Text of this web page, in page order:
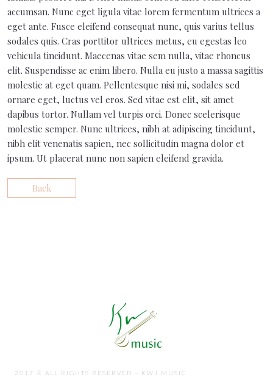
accumsan. Nunc eget ligula vitae lorem fermentum ultrices a
eget ante. Fusce eleifend consequat nunc, quis varius tellus
sodales quis. Cras porttitor ultrices metus, eu egestas leo
vehicula tincidunt. Maecenas vitae sem nulla, vitae rhoncus
elit. Suspendisse ac enim libero. Nulla eu justo a massa sagittis
molestie at eget quam. Pellentesque nisi mi, sodales sed
ornare eget, luctus vel eros. Sed vitae est elit, sit amet
dapibus tortor. Nullam vel turpis orci. Donec scelerisque
molestie semper. Nunc ultrices, nibh at adipiscing tincidunt,
nibh elit venenatis sapien, nec sollicitudin magna dolor et
ipsum. Ut placerat nunc non sapien eleifend gravida.
Back
2017 ® ALL RIGHTS RESERVED – KWJ MUSIC